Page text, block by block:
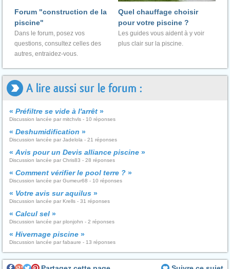
Forum "construction de la
piscine"
Dans le forum, posez vos
questions, consultez celles des
autres, entraidez-vous.
Quel chauffage choisir
pour votre piscine ?
Les guides vous aident à y voir
plus clair sur la piscine.
A lire aussi sur le forum :
« Préfiltre se vide à l'arrêt »
Discussion lancée par mitchvls - 10 réponses
« Deshumidification »
Discussion lancée par Jadelola - 21 réponses
« Avis pour un Devis alliance piscine »
Discussion lancée par Chris83 - 28 réponses
« Comment vérifier le pool terre ? »
Discussion lancée par Gumeur68 - 10 réponses
« Votre avis sur aquilus »
Discussion lancée par Krells - 31 réponses
« Calcul sel »
Discussion lancée par plonjohn - 2 réponses
« Hivernage piscine »
Discussion lancée par fabaure - 13 réponses